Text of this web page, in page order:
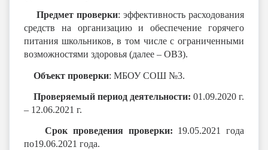
Предмет проверки: эффективность расходования
средств на организацию и обеспечение горячего
питания школьников, в том числе с ограниченными
возможностями здоровья (далее – ОВЗ).
Объект проверки: МБОУ СОШ №3.
Проверяемый период деятельности: 01.09.2020 г.
– 12.06.2021 г.
Срок проведения проверки: 19.05.2021 года
по19.06.2021 года.